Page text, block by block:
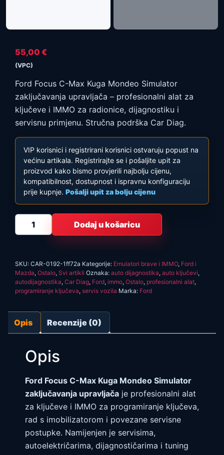
55,00 €
(VPC)
Ford Focus C-Max Kuga Mondeo Simulator
zaključavanja upravljača – profesionalni alat za
ključeve i IMMO za radionice, dijagnostiku i
servisnu primjenu. Stručna podrška Car Diag.
VIP korisnici i registrirani korisnici ostvaruju popust na
većinu artikala. Registrirajte se i pošaljite upit za
proizvod kako bismo provjerili najbolju cijenu,
kompatibilnost, dostupnost i ispravnu konfiguraciju
prije kupnje. Pošalji upit za bolju cijenu
F
r
c
u
s
C
-
a
x
Dodaj u košaricu
SKU: CAR-0192-1ff72a Kategorije: Emulatori brave i IMMO, Ford i
Mazda, Ostalo, Svi artikli Oznaka: auto dijagnostika, auto ključevi,
autodijagnostika, Car Diag, Ford, immo, Ostalo, profesionalni alat,
programiranje ključeva, servis vozila Marka: Ford
Opis Recenzije (0)
Opis
Ford Focus C-Max Kuga Mondeo Simulator
zaključavanja upravljača je profesionalni alat
za ključeve i IMMO za programiranje ključeva,
rad s imobilizatorom i povezane servisne
postupke. Namijenjen je servisima,
autoelektričarima, dijagnostičarima i tuning